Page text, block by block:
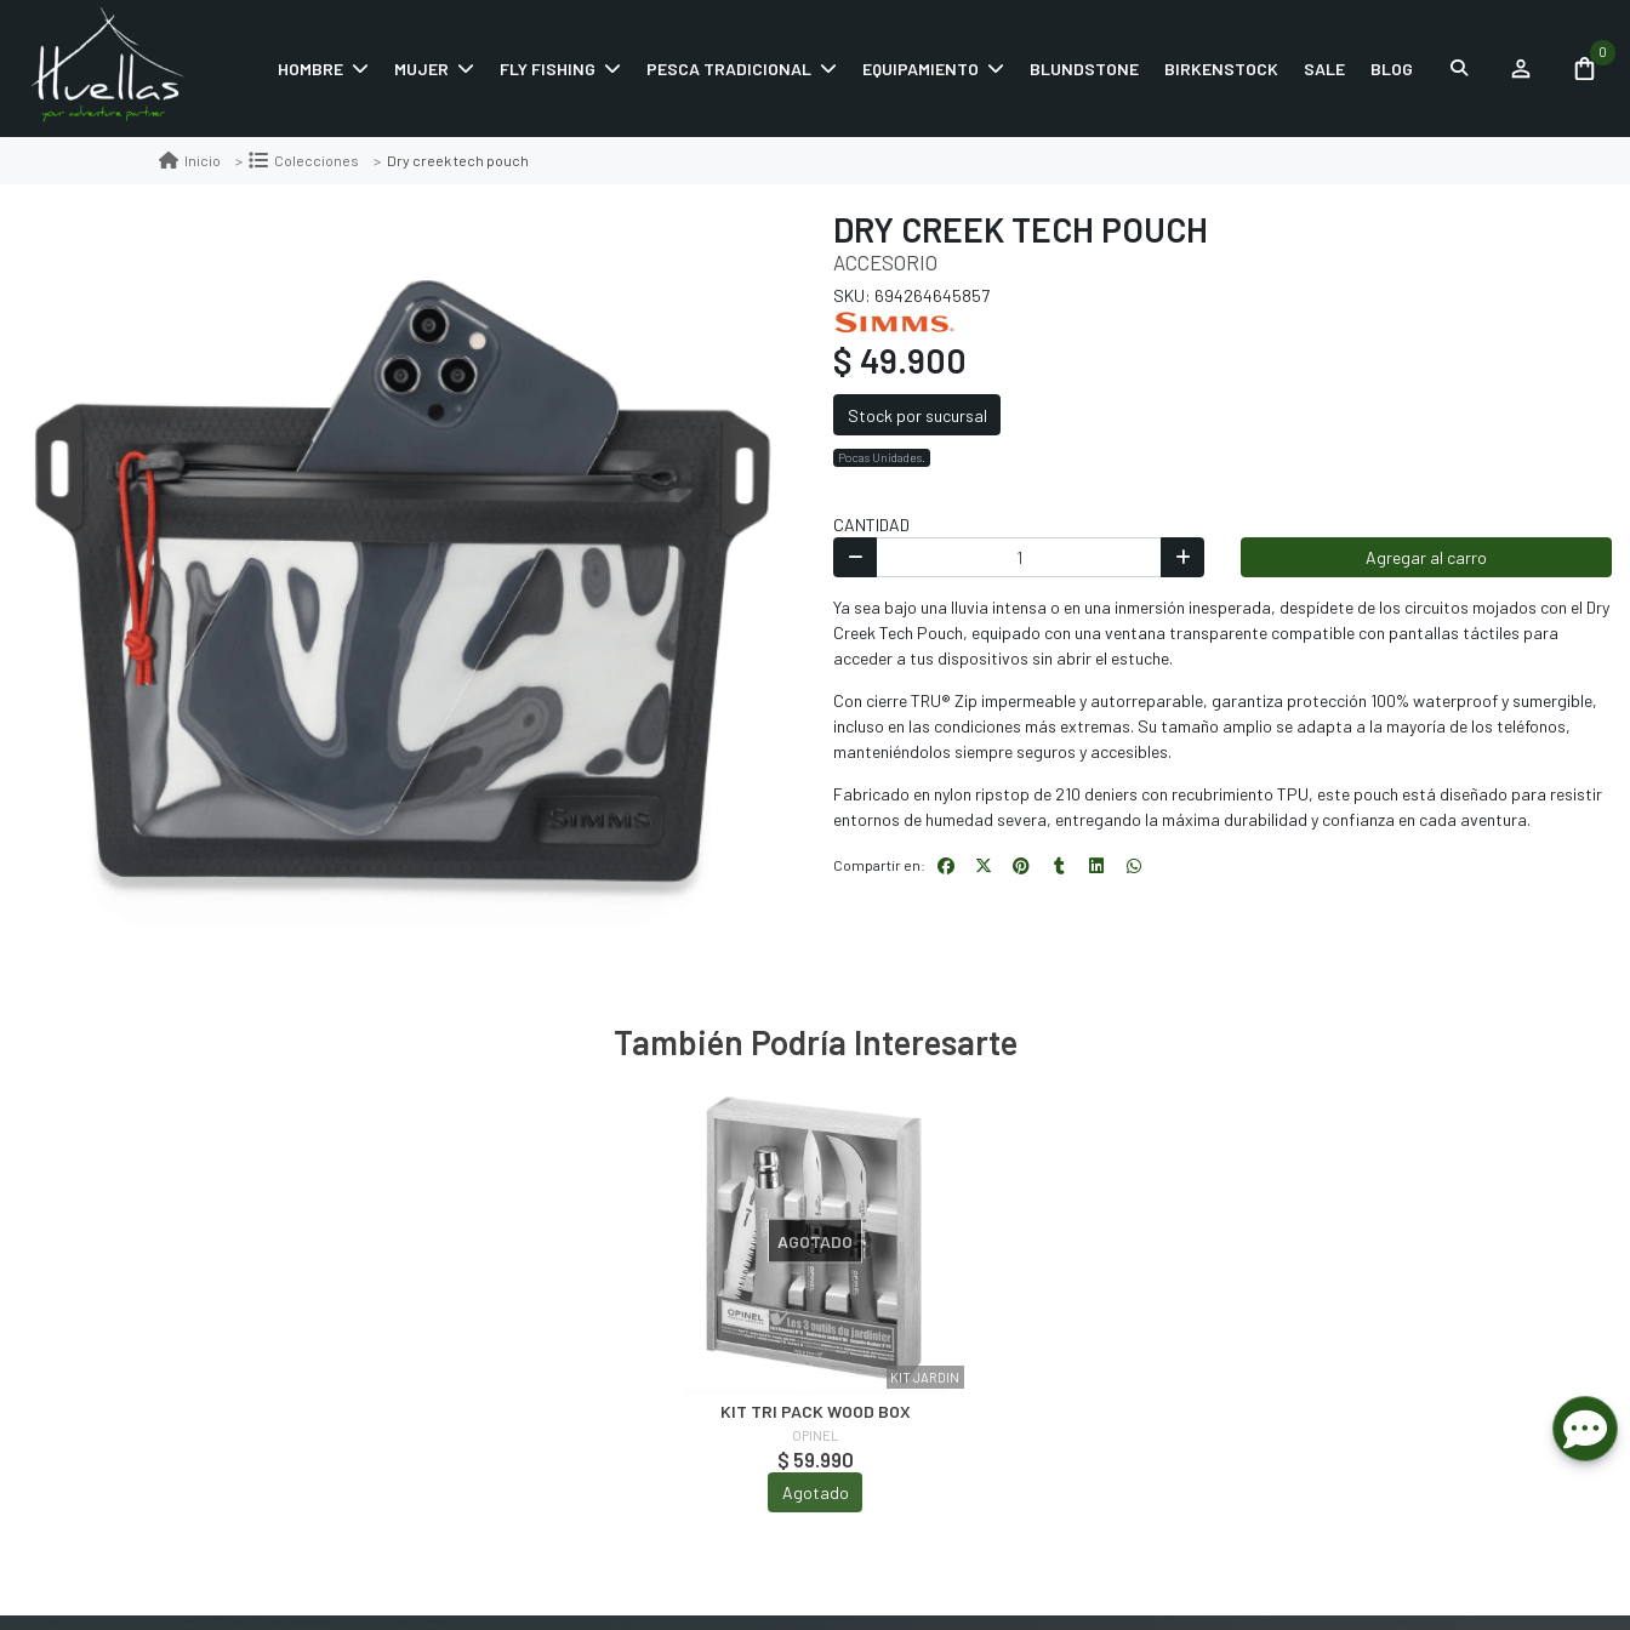
HOMBRE MUJER FLY FISHING PESCA TRADICIONAL EQUIPAMIENTO BLUNDSTONE BIRKENSTOCK SALE BLOG
0
Inicio Colecciones Dry creek tech pouch
DRY CREEK TECH POUCH
ACCESORIO
SKU: 694264645857
$ 49.900
Stock por sucursal
Pocas Unidades.
CANTIDAD
Agregar al carro
Ya sea bajo una lluvia intensa o en una inmersión inesperada, despídete de los circuitos mojados con el Dry
Creek Tech Pouch, equipado con una ventana transparente compatible con pantallas táctiles para
acceder a tus dispositivos sin abrir el estuche.
Con cierre TRU® Zip impermeable y autorreparable, garantiza protección 100% waterproof y sumergible,
incluso en las condiciones más extremas. Su tamaño amplio se adapta a la mayoría de los teléfonos,
manteniéndolos siempre seguros y accesibles.
Fabricado en nylon ripstop de 210 deniers con recubrimiento TPU, este pouch está diseñado para resistir
entornos de humedad severa, entregando la máxima durabilidad y confianza en cada aventura.
Compartir en:
También Podría Interesarte
KIT JARDIN
AGOTADO
KIT TRI PACK WOOD BOX
OPINEL
$ 59.990
Agotado